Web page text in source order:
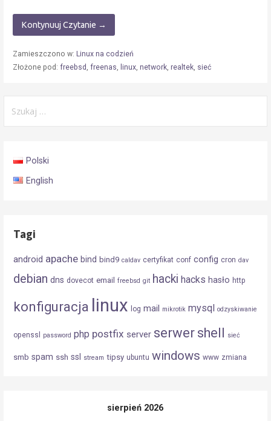
Kontynuuj Czytanie →
Zamieszczono w: Linux na codzień
Złożone pod: freebsd , freenas, linux, network, realtek, sieć
Polski
English
Tagi
android apache bind bind9 caldav certyfikat conf config cron dav
debian dns dovecot email freebsd git hacki hacks hasło http
konfiguracja linux log mail mikrotik mysql odzyskiwanie
openssl password php postfix server serwer shell sieć
smb spam ssh ssl stream tipsy ubuntu windows www zmiana
sierpień 2026